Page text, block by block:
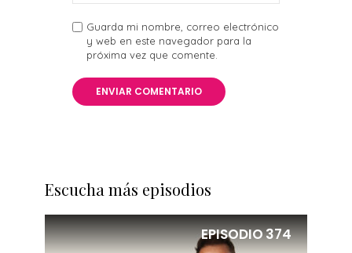
Guarda mi nombre, correo electrónico
y web en este navegador para la
próxima vez que comente.
Escucha más episodios
EPISODIO374